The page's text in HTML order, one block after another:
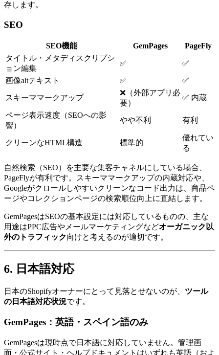
存します。
SEO
SEO機能 GemPages
PageFly
タイトル・メタディスクリプシ
ョン編集
✅ ✅
画像altテキスト ✅ ✅
スキーママークアップ
❌（外部アプリ必
要）
✅ 内蔵
ページ表示速度（SEOへの影
響）
やや不利 有利
クリーンなHTML構造 標準的
優れてい
る
自然検索（SEO）を主要な集客チャネルにしている場合、
PageFlyが有利です。スキーママークアップの内蔵対応や、
Googleがクロールしやすいクリーンなコード出力は、商品ペ
ージやコレクションページの検索順位向上に直結します。
GemPagesはSEOの基本設定には対応しているものの、主な
用途はPPC広告やメールマーケティングなどオーガニック以
外のトラフィック向けと考えるのが適切です。
6. 日本語対応
日本のShopifyオーナーにとって見落とせないのが、 ツール
の日本語対応状況です。
GemPages：英語・スペイン語のみ
GemPagesは現時点で日本語に対応していません。管理画
面・公式サイト・ヘルプドキュメントはいずれも英語（およ